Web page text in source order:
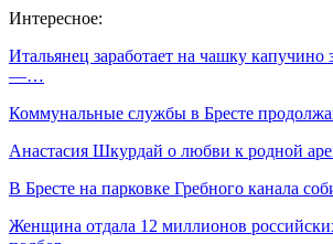
Интересное:
Итальянец заработает на чашку капучино
—…
Коммунальные службы в Бресте
Анастасия Шкурдай о любви к родной
В Бресте на парковке Гребного канала
Женщина отдала 12 миллионов